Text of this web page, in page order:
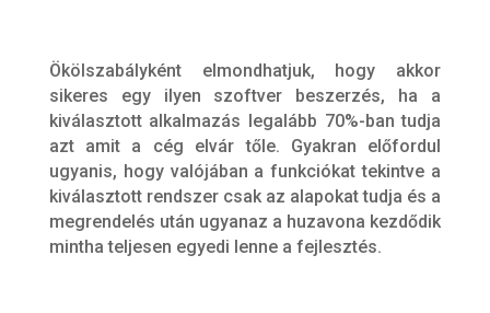
Ökölszabályként elmondhatjuk, hogy akkor
sikeres egy ilyen szoftver beszerzés, ha a
kiválasztott alkalmazás legalább 70%-ban tudja
azt amit a cég elvár tőle. Gyakran előfordul
ugyanis, hogy valójában a funkciókat tekintve a
kiválasztott rendszer csak az alapokat tudja és a
megrendelés után ugyanaz a huzavona kezdődik
mintha teljesen egyedi lenne a fejlesztés.